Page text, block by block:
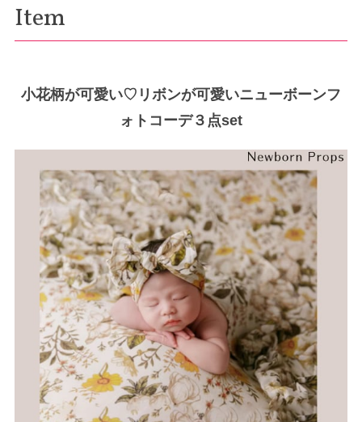
Item
小花柄が可愛い♡リボンが可愛いニューボーンフ
ォトコーデ３点set